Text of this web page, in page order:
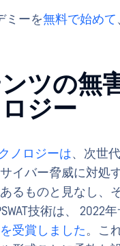
ミーを無料で始めて
ツの無
ジー
ノロジーは、次世
イバー脅威に対処
るものと見なし、
技術は、
を受賞しました。こ